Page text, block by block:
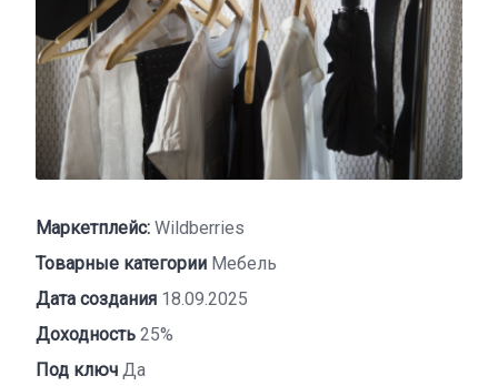
Маркетплейс: Wildberries
Товарные категории Мебель
Дата создания 18.09.2025
Доходность 25%
Под ключ Да